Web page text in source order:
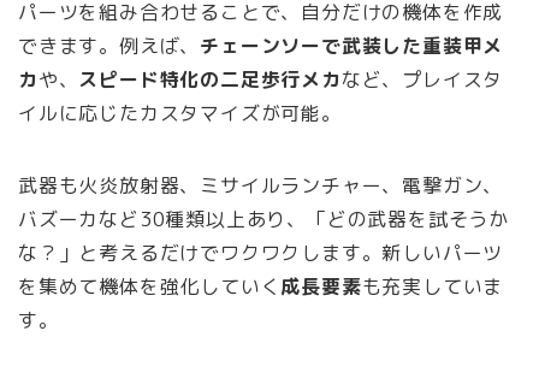
パーツを組み合わせることで、自分だけの機体を作成
できます。例えば、 チェーンソーで武装した重装甲メ
カや、 スピード特化の二足歩行メカなど、プレイスタ
イルに応じたカスタマイズが可能。
武器も火炎放射器、ミサイルランチャー、電撃ガン、
バズーカなど30種類以上あり、「どの武器を試そうか
な？」と考えるだけでワクワクします。新しいパーツ
を集めて機体を強化していく 成長要素も充実していま
す。